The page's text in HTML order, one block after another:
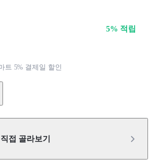
트 5% 결제일 할인
5% 적립
접 골라보기